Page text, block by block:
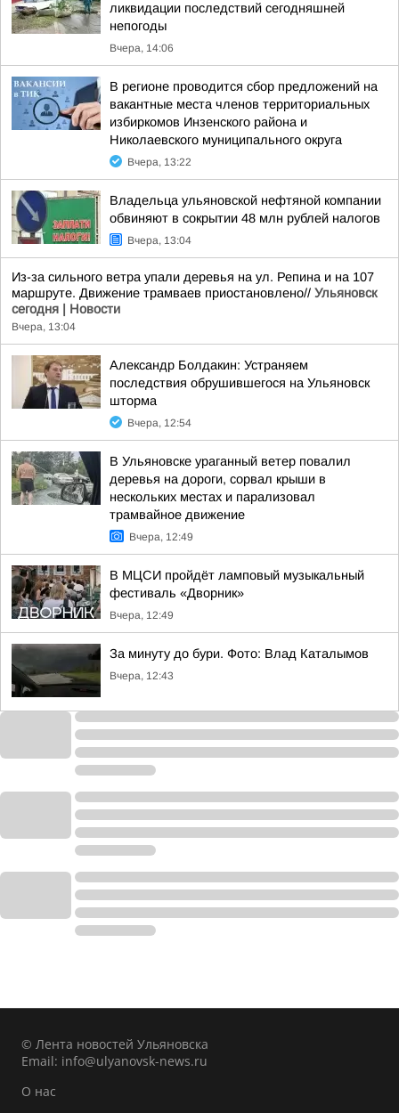
ликвидации последствий сегодняшней
непогоды
Вчера, 14:06
В регионе проводится сбор предложений на
вакантные места членов территориальных
избиркомов Инзенского района и
Николаевского муниципального округа
Вчера, 13:22
Владельца ульяновской нефтяной компании
обвиняют в сокрытии 48 млн рублей налогов
Вчера, 13:04
Из-за сильного ветра упали деревья на ул. Репина и на 107
маршруте. Движение трамваев приостановлено// Ульяновск
сегодня | Новости
Вчера, 13:04
Александр Болдакин: Устраняем
последствия обрушившегося на Ульяновск
шторма
Вчера, 12:54
В Ульяновске ураганный ветер повалил
деревья на дороги, сорвал крыши в
нескольких местах и парализовал
трамвайное движение
Вчера, 12:49
В МЦСИ пройдёт ламповый музыкальный
фестиваль «Дворник»
Вчера, 12:49
За минуту до бури. Фото: Влад Каталымов
Вчера, 12:43
© Лента новостей Ульяновска
Email: info@ulyanovsk-news.ru
О нас